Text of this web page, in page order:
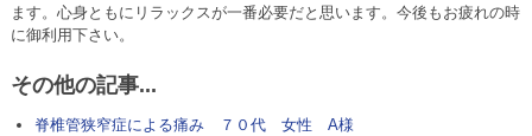
ます。心身ともにリラックスが一番必要だと思います。今後もお疲れの時
に御利用下さい。
その他の記事...
脊椎管狭窄症による痛み ７０代 女性 A様